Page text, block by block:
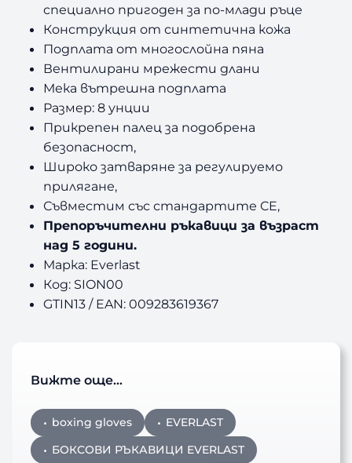
специално пригоден за по-млади ръце
Конструкция от синтетична кожа
Подплата от многослойна пяна
Вентилирани мрежести длани
Мека вътрешна подплата
Размер: 8 унции
Прикрепен палец за подобрена
безопасност,
Широко затваряне за регулируемо
прилягане,
Съвместим със стандартите CE,
Препоръчителни ръкавици за възраст
над 5 години.
Марка: Everlast
Код: SION00
GTIN13 / EAN: 009283619367
Вижте още…
boxing gloves
EVERLAST
БОКСОВИ РЪКАВИЦИ EVERLAST